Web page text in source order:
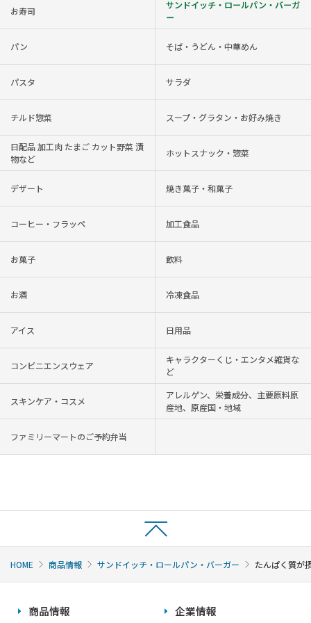
お寿司
サンドイッチ・ロールパン・バーガ
ー
パン そば・うどん・中華めん
パスタ サラダ
チルド惣菜 スープ・グラタン・お好み焼き
日配品 加工肉 たまご カット野菜 漬
物など
ホットスナック・惣菜
デザート 焼き菓子・和菓子
コーヒー・フラッペ 加工食品
お菓子 飲料
お酒 冷凍食品
アイス 日用品
コンビニエンスウェア
キャラクターくじ・エンタメ雑貨な
ど
スキンケア・コスメ
アレルゲン、栄養成分、主要原料原
産地、原産国・地域
ファミリーマートのご予約弁当
HOME 商品情報 サンドイッチ・ロールパン・バーガー たんぱく質が
商品情報 企業情報